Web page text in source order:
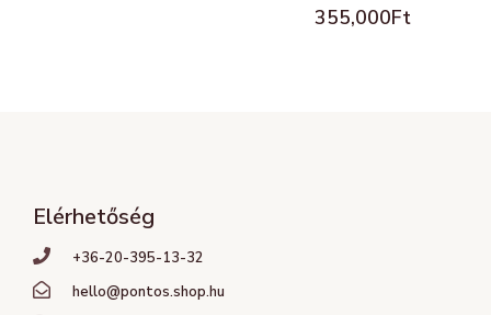
355,000Ft
Elérhetőség
+36-20-395-13-32
hello@pontos.shop.hu